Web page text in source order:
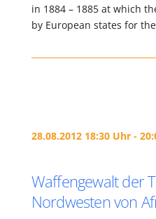
in 1884 – 1885 at which
by European states for
28.08.2012 18:30 Uhr -
Waffengewalt der
Nordwesten von